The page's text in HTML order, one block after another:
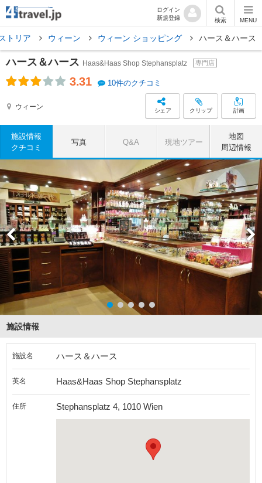
ログイン
新規登録
検索 MENU
トリア ウィーン ウィーン ショッピング ハース＆ハース
ハース＆ハース Haas&Haas Shop Stephansplatz 専門店
3.31 10件のクチコミ
ウィーン シェア クリップ 計画
施設情報
クチコミ
写真 Q&A 現地ツアー
地図
周辺情報
施設情報
施設名 ハース＆ハース
英名 Haas&Haas Shop Stephansplatz
住所 Stephansplatz 4, 1010 Wien